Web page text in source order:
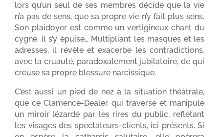
lors qu’un seul de ses membres décide que la vie
n’a pas de sens, que sa propre vie n’y fait plus sens.
Son plaidoyer est comme un vertigineux chant du
cygne, il s’y épuise… Multipliant les masques et les
adresses, il révèle et exacerbe les contradictions,
avec la cruauté, paradoxalement jubilatoire, de qui
creuse sa propre blessure narcissique.
C’est aussi un pied de nez à la situation théâtrale,
que ce Clamence-Dealer, qui traverse et manipule
un miroir lézardé par les rires du public, reflétant
les visages des spectateurs-clients, ici présents. Si